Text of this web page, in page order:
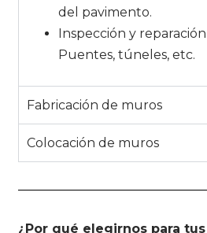
del pavimento.
Inspección y
Puentes, túneles, etc.
Fabricación de muros
Colocación de muros
¿Por qué elegirnos para